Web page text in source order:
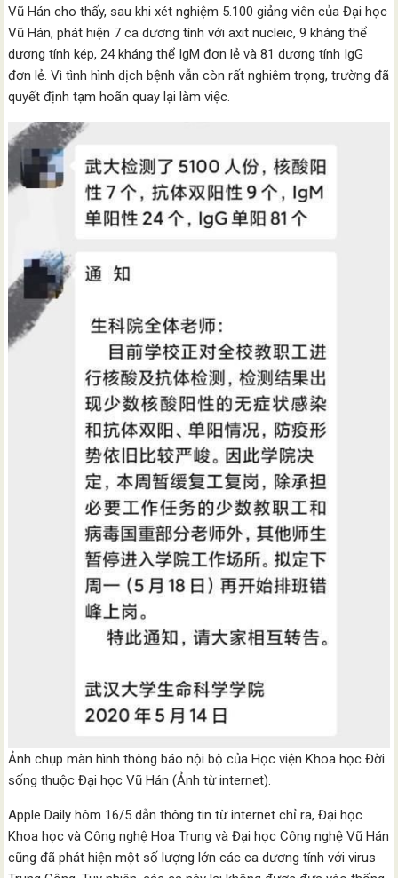
Vũ Hán cho thấy, sau khi xét nghiệm 5.100 giảng viên của Đại học
Vũ Hán, phát hiện 7 ca dương tính với axit nucleic, 9 kháng thể
dương tính kép, 24 kháng thể IgM đơn lẻ và 81 dương tính IgG
đơn lẻ. Vì tình hình dịch bệnh vẫn còn rất nghiêm trọng, trường đã
quyết định tạm hoãn quay lại làm việc.
Ảnh chụp màn hình thông báo nội bộ của Học viện Khoa học Đời
sống thuộc Đại học Vũ Hán (Ảnh từ internet).
Apple Daily hôm 16/5 dẫn thông tin từ internet chỉ ra, Đại học
Khoa học và Công nghệ Hoa Trung và Đại học Công nghệ Vũ Hán
cũng đã phát hiện một số lượng lớn các ca dương tính với virus